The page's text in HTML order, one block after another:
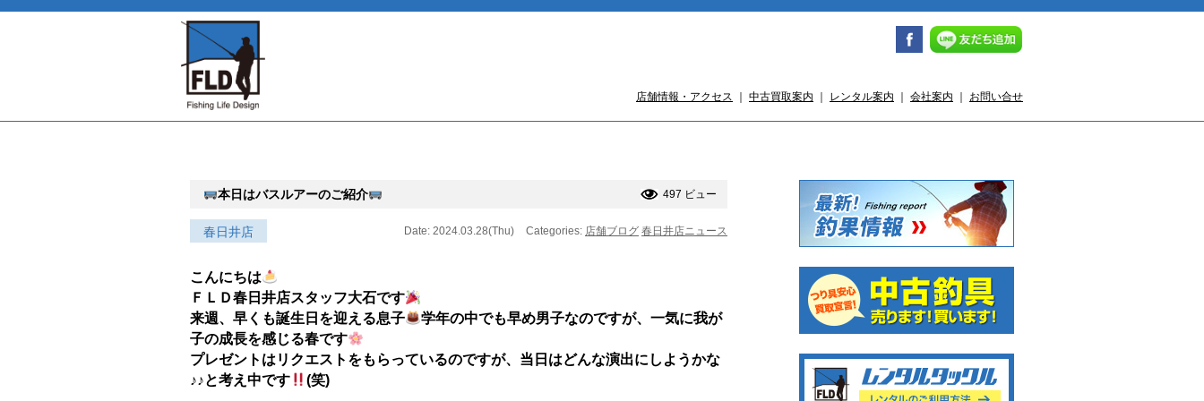
店舗情報・アクセス 中古買取案内 レンタル案内 会社案内 お問い合せ
本日はバスルアーのご紹介 497 ビュー
春日井店 Date: 2024.03.28(Thu) Categories: 店舗ブログ 春日井店ニュース
こんにちは
ＦＬＤ春日井店スタッフ大石です
来週、早くも誕生日を迎える息子
学年の中でも早め男子なのですが、一気に我が
子の成長を感じる春です
プレゼントはリクエストをもらっているのですが、当日はどんな演出にしようかな
♪♪と考え中です
(笑)